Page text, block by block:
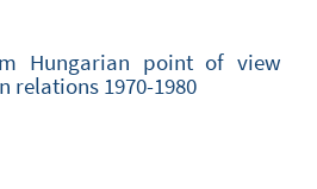
Hungarian point of view
relations 1970-1980